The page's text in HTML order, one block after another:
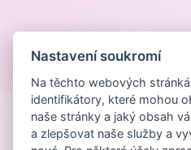
Nastavení soukromí
Na těchto webových
identifikátory, které mohou
naše stránky a jaký obsah
a zlepšovat naše služby a